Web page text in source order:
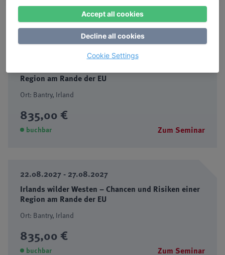
Weitere Termine
09.05.2027 - 14.05.2027
Region am Rande der EU
Ort: Bantry, Irland
835,00 €
buchbar Zum Seminar
22.08.2027 - 27.08.2027
Irlands wilder Westen – Chancen und Risiken einer
Region am Rande der EU
Ort: Bantry, Irland
835,00 €
buchbar Zum Seminar
Accept all cookies
Decline all cookies
Cookie Settings